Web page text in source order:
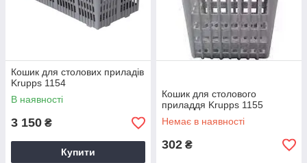
Кошик для столових приладів
Krupps 1154
В наявності
3 150 ₴
Купити
Кошик для столового
приладдя Krupps 1155
Немає в наявності
302 ₴